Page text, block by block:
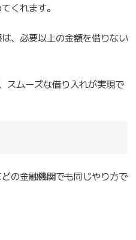
くれます。
、必要以上の金額を借りない
スムーズな借り入れが実現で
の金融機関でも同じやり方で